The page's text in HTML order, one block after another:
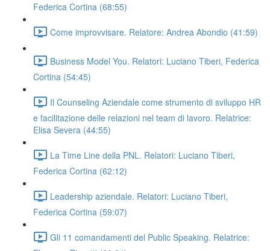
Federica Cortina (68:55)
Come improvvisare. Relatore: Andrea Abondio (41:59)
Business Model You. Relatori: Luciano Tiberi, Federica
Cortina (54:45)
Il Counseling Aziendale come strumento di sviluppo HR
e facilitazione delle relazioni nel team di lavoro. Relatrice:
Elisa Severa (44:55)
La Time Line della PNL. Relatori: Luciano Tiberi,
Federica Cortina (62:12)
Leadership aziendale. Relatori: Luciano Tiberi,
Federica Cortina (59:07)
Gli 11 comandamenti del Public Speaking. Relatrice: